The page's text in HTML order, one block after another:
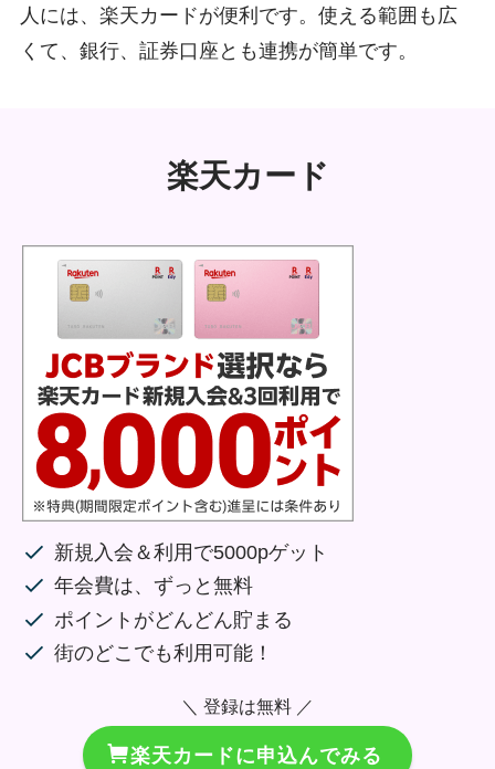
人には、楽天カードが便利です。使える範囲も広
くて、銀行、証券口座とも連携が簡単です。
楽天カード
新規入会＆利用で5000pゲット
年会費は、ずっと無料
ポイントがどんどん貯まる
街のどこでも利用可能！
＼ 登録は無料 ／
楽天カードに申込んでみる